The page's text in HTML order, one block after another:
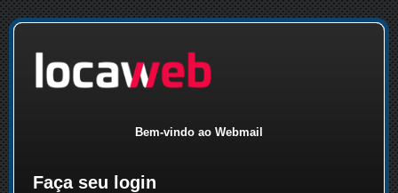
Bem-vindo ao Webmail
Faça seu login